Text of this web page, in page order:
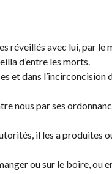
réveillés avec lui, par le
d’entre les morts.
et dans
nous par ses
il les a produites
ou sur le boire, ou